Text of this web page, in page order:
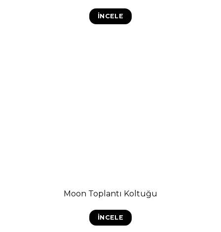
İNCELE
Moon Toplantı Koltuğu
İNCELE